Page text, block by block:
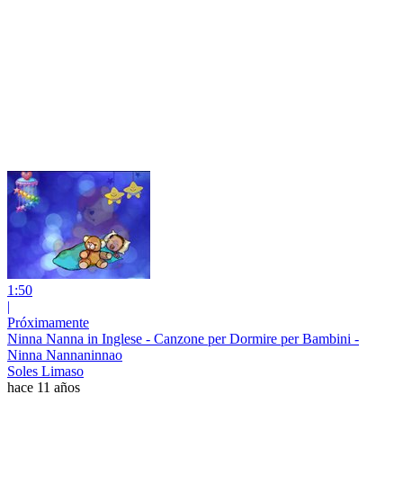
1:50
|
Próximamente
Ninna Nanna in Inglese - Canzone per Dormire per Bambini -
Ninna Nannaninnao
Soles Limaso
hace 11 años